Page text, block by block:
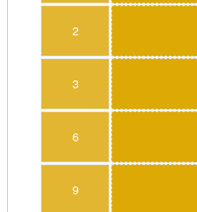
2
3
6
9